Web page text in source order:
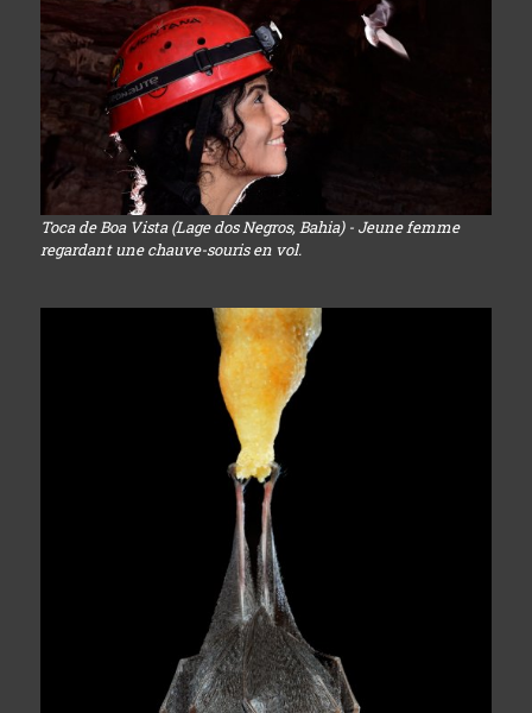
Toca de Boa Vista (Lage dos Negros, Bahia) - Jeune femme
regardant une chauve-souris en vol.